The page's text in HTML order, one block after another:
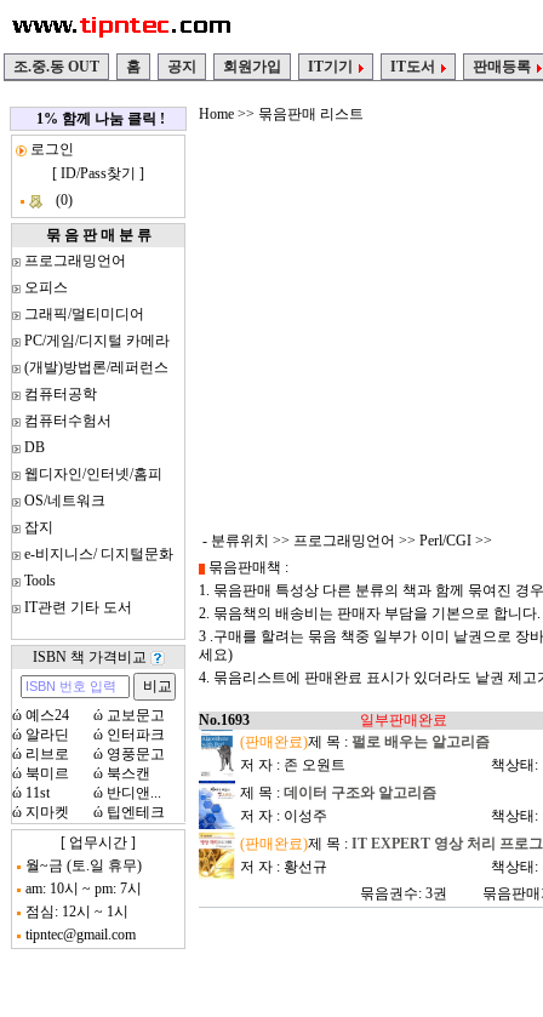
조.중.동 OUT 홈 공지 회원가입 IT기기 IT도서 판매등록
1% 함께 나눔 클릭 !
로그인
[ ID/Pass찾기 ]
(0)
묶 음 판 매 분 류
프로그래밍언어
오피스
그래픽/멀티미디어
PC/게임/디지털 카메라
(개발)방법론/레퍼런스
컴퓨터공학
컴퓨터수험서
DB
웹디자인/인터넷/홈피
OS/네트워크
잡지
e-비지니스/ 디지털문화
Tools
IT관련 기타 도서
ISBN 책 가격비교
ώ 예스24 ώ 교보문고
ώ 알라딘 ώ 인터파크
ώ 리브로 ώ 영풍문고
ώ 북미르 ώ 북스캔
ώ 11st ώ 반디앤...
ώ 지마켓 ώ 팁엔테크
[ 업무시간 ]
월~금 (토.일 휴무)
am: 10시 ~ pm: 7시
점심: 12시 ~ 1시
tipntec@gmail.com
Home >> 묶음판매 리스트
- 분류위치 >> 프로그래밍언어 >> Perl/CGI >>
묶음판매책 :
1. 묶음판매 특성상 다른 분류의 책과 함께 묶여진 경
2. 묶음책의 배송비는 판매자 부담을 기본으로 합니다.
3 .구매를 할려는 묶음 책중 일부가 이미 낱권으로 장
세요)
4. 묶음리스트에 판매완료 표시가 있더라도 낱권 제
No.1693
일부판매완료
(판매완료)제 목 : 펄로 배우는 알고리즘
저 자 : 존 오원트
책상태:
제 목 : 데이터 구조와 알고리즘
저 자 : 이성주
책상태:
(판매완료)제 목 : IT EXPERT 영상 처리 프로
저 자 : 황선규
책상태:
묶음권수: 3권
묶음판